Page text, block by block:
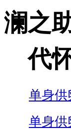
澜之
代
单身供
单身供